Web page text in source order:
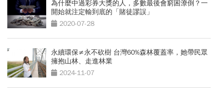
為什麼中過彩券大獎的人，多數最後會窮困潦倒？一
開始就注定輸到底的「賭徒謬誤」
2020-07-28
永續環保≠永不砍樹 台灣60%森林覆蓋率，她帶民眾
擁抱山林、走進林業
2024-11-07